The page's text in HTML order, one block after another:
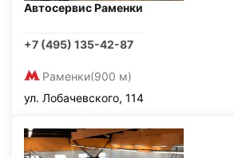
Автосервис Раменки
+7 (495) 135-42-87
Раменки(900 м)
ул. Лобачевского, 114